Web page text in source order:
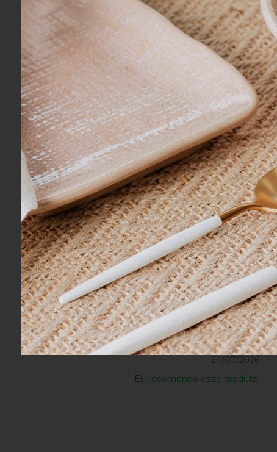
Isabela T.
03/08/2026
Eu recomendo esse produto.
Ideissamara A.
27/07/2026
Eu recomendo esse produto.
Marcela H.
24/07/2026
Eu recomendo esse produto.
Marcela H.
24/07/2026
Eu recomendo esse produto.